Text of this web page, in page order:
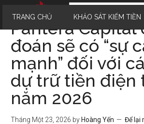
TRANG CHỦ KHẢO SÁT KIẾM TIỀN
Pantera Capital
đoán sẽ có “sự
mạnh” đối với
dự trữ tiền điện
năm 2026
Tháng Một 23, 2026 by Hoàng Yến Để lại